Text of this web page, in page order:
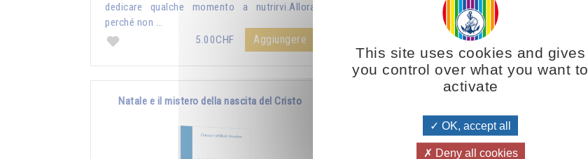
dedicare qualche momento a nutrirvi.Allora
perché non …
5.00CHF
Aggiungere
bambino un’atmosfera di purezza e di luce...
5.00CHF
Natale e il mistero della nascita del Cristo
This site uses cookies and gives
you control over what you want to
activate
OK, accept all
Deny all cookies